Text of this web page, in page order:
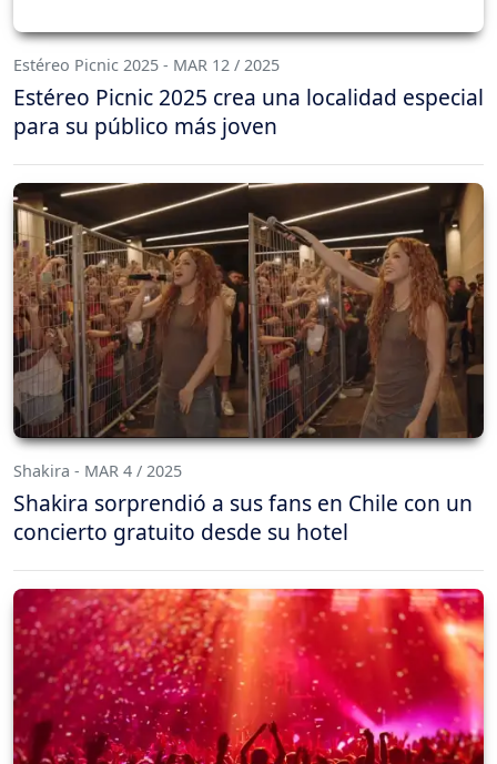
Estéreo Picnic 2025 - MAR 12 / 2025
Estéreo Picnic 2025 crea una localidad especial
para su público más joven
Shakira - MAR 4 / 2025
Shakira sorprendió a sus fans en Chile con un
concierto gratuito desde su hotel